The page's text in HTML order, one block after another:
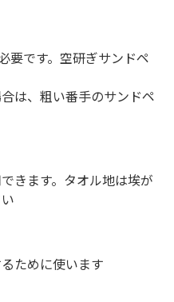
要です。空研ぎサンドペ
は、粗い番手のサンドペ
きます。タオル地は埃が
ために使います